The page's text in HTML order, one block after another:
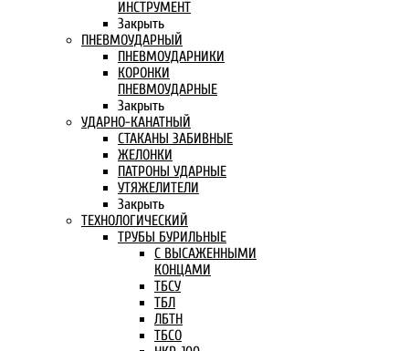
ИНСТРУМЕНТ
Закрыть
ПНЕВМОУДАРНЫЙ
ПНЕВМОУДАРНИКИ
КОРОНКИ
ПНЕВМОУДАРНЫЕ
Закрыть
УДАРНО-КАНАТНЫЙ
СТАКАНЫ ЗАБИВНЫЕ
ЖЕЛОНКИ
ПАТРОНЫ УДАРНЫЕ
УТЯЖЕЛИТЕЛИ
Закрыть
ТЕХНОЛОГИЧЕСКИЙ
ТРУБЫ БУРИЛЬНЫЕ
С ВЫСАЖЕННЫМИ
КОНЦАМИ
ТБСУ
ТБЛ
ЛБТН
ТБСО